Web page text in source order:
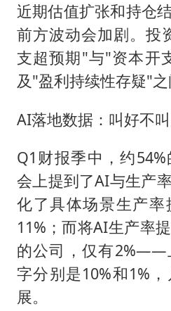
近期估值扩张和持仓
前方波动会加剧。投
支超预期"与"资本开
及"盈利持续性存疑"之
AI落地数据：叫好不
Q1财报季中，约
会上提到了AI与生产
化了具体场景生产
11%；而将AI生产率
的公司，仅有2%——
字分别是10%和1%
展。